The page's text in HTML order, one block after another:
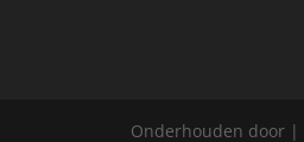
Onderhouden door |